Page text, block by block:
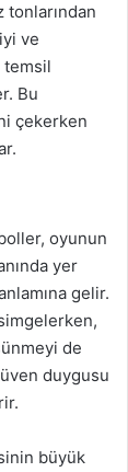
tonlarından
ve
temsil
Bu
çekerken
oyunun
yer
gelir.
de
duygusu
büyük